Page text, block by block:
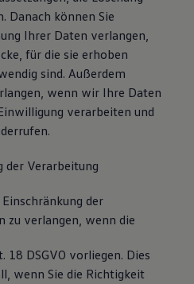
Danach können Sie
Ihrer Daten verlangen,
für die sie erhoben
sind. Außerdem
wenn wir Ihre Daten
verarbeiten und
der Verarbeitung
der
zu verlangen, wenn die
18 DSGVO vorliegen. Dies
wenn Sie die Richtigkeit